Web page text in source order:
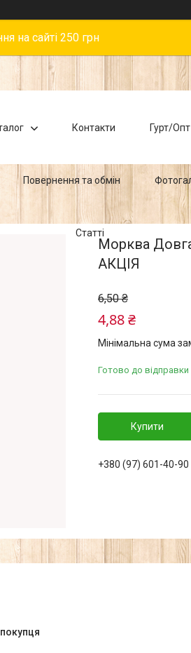
на сайті 250 грн
Контакти Гурт/Опт
Повернення та обмін
Статті
Морква
АКЦІЯ
6,50 ₴
4,88 ₴
Мінімальна сума
Готово до відправки
Купити
+380 (97) 601-40-90